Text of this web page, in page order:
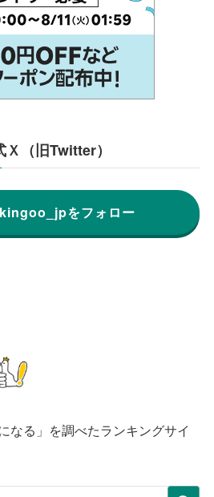
（旧Twitter）
をフォロー
なる」を調べたランキングサイ